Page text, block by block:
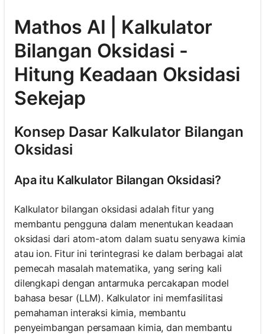
Mathos AI | Kalkulator
Bilangan Oksidasi -
Hitung Keadaan Oksidasi
Sekejap
Konsep Dasar Kalkulator Bilangan
Oksidasi
Apa itu Kalkulator Bilangan Oksidasi?
Kalkulator bilangan oksidasi adalah fitur yang
membantu pengguna dalam menentukan keadaan
oksidasi dari atom-atom dalam suatu senyawa kimia
atau ion. Fitur ini terintegrasi ke dalam berbagai alat
pemecah masalah matematika, yang sering kali
dilengkapi dengan antarmuka percakapan model
bahasa besar (LLM). Kalkulator ini memfasilitasi
pemahaman interaksi kimia, membantu
penyeimbangan persamaan kimia, dan membantu